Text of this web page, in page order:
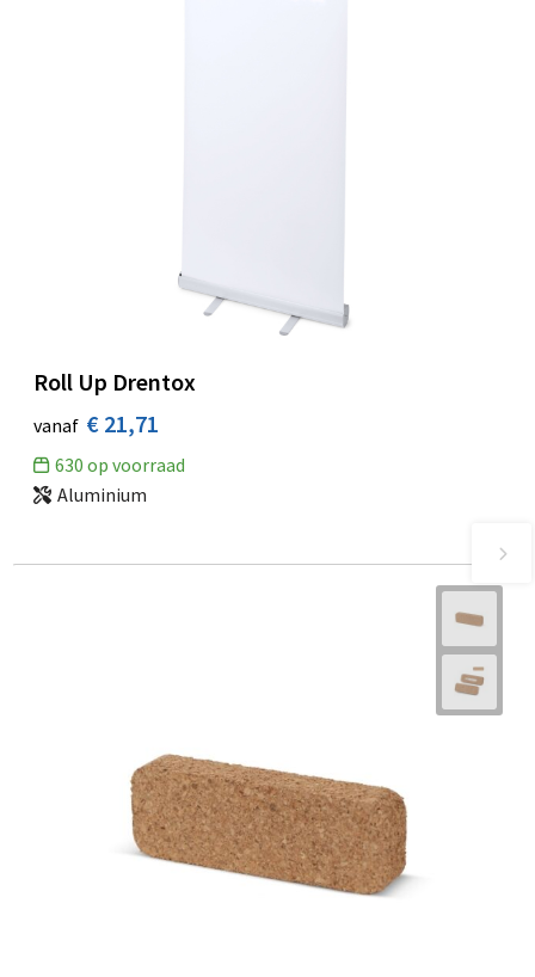
Roll Up Drentox
vanaf € 21,71
630 op voorraad
Aluminium